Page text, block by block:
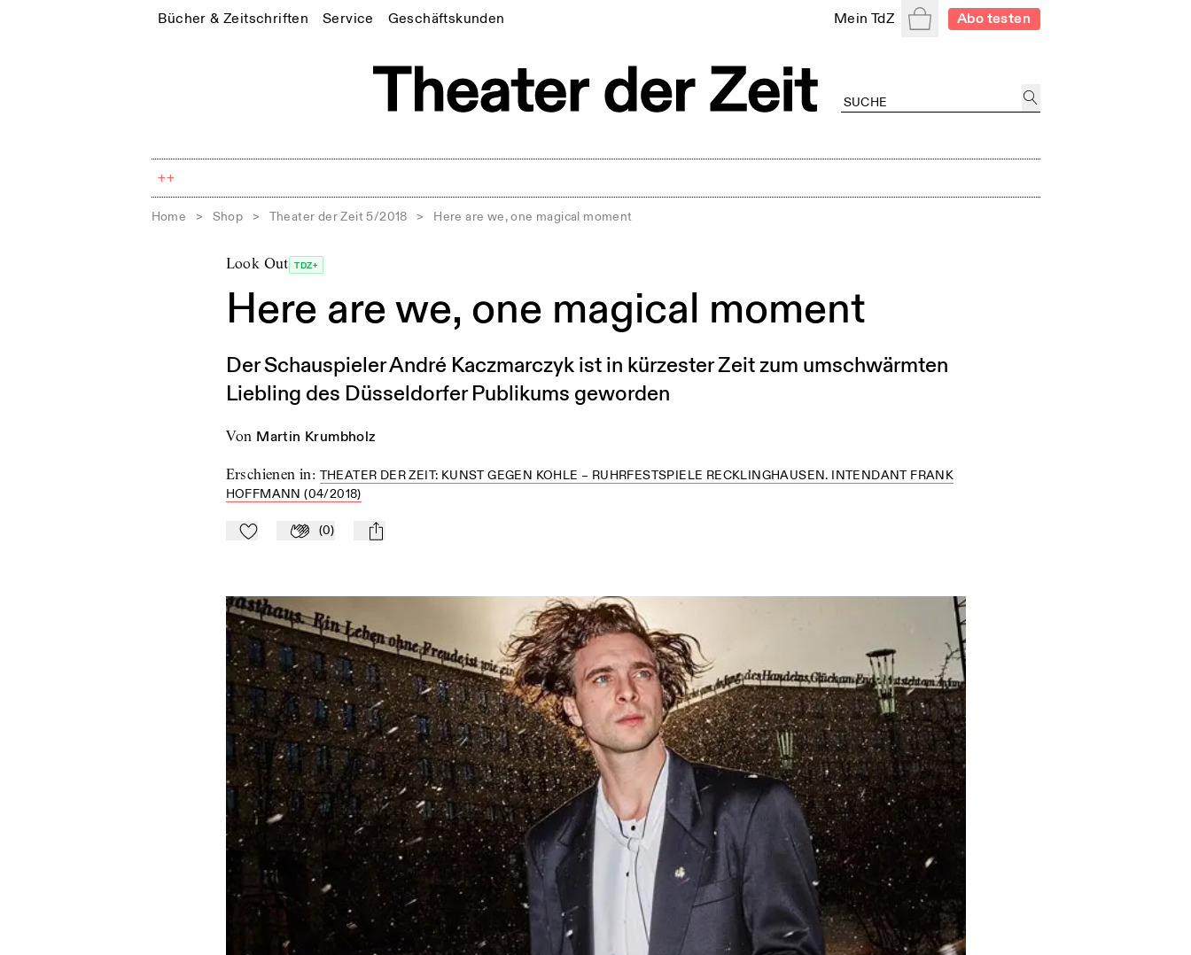
Bücher & Zeitschriften Service Geschäftskunden Mein TdZ WarenkorbAbo testen
++
Home > Shop > Theater der Zeit 5/2018 > Here are we, one magical moment
Look Out TDZ+
Here are we, one magical moment
Der Schauspieler André Kaczmarczyk ist in kürzester Zeit zum umschwärmten
Liebling des Düsseldorfer Publikums geworden
von Martin Krumbholz
Erschienen in: THEATER DER ZEIT: KUNST GEGEN KOHLE – RUHRFESTSPIELE RECKLINGHAUSEN. INTENDANT FRANK
HOFFMANN (04/2018)
Zu Mein-TdZ hinzufügen
Applaudieren
(0) mail